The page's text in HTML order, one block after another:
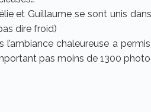
et Guillaume se sont unis
dire froid)
l’ambiance chaleureuse a
pas moins de 1300